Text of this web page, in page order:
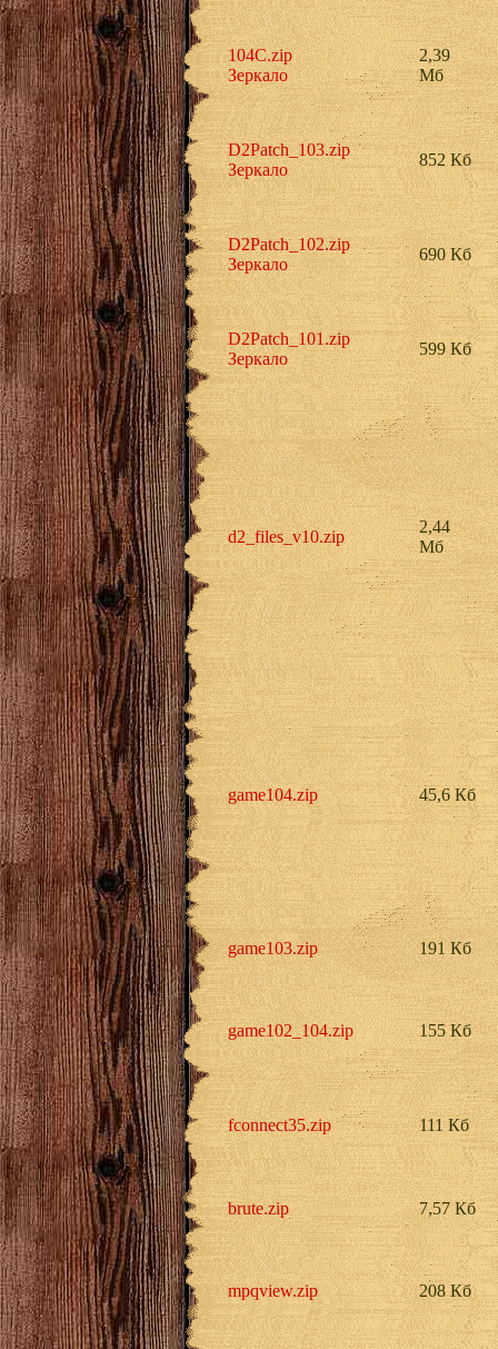
104C.zip
Зеркало
2,39
Мб
D2Patch_103.zip
Зеркало
852 Кб
D2Patch_102.zip
Зеркало
690 Кб
D2Patch_101.zip
Зеркало
599 Кб
d2_files_v10.zip
2,44
Мб
game104.zip 45,6 Кб
game103.zip 191 Кб
game102_104.zip 155 Кб
fconnect35.zip 111 Кб
brute.zip 7,57 Кб
mpqview.zip 208 Кб